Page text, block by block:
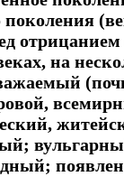
поколения
на